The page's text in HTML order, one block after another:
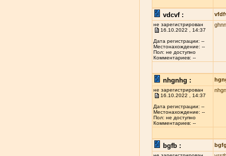
vdcvf :
не зарегистрирован
16.10.2022 , 14:37
Дата регистрации: --
Местонахождение: --
Пол: не доступно
Комментариев: --
nhgnhg :
не зарегистрирован
16.10.2022 , 14:37
Дата регистрации: --
Местонахождение: --
Пол: не доступно
Комментариев: --
bgfb :